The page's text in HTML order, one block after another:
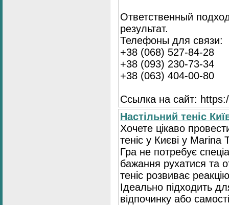
Ответственный
результат.
Телефоны для связи:
+38 (068) 527-84-28
+38 (093) 230-73-34
+38 (063) 404-00-80
Ссылка на сайт:
Настільний теніс
Хочете цікаво
теніс у Києві у Marina
Гра не потребує
бажання рухатися та
теніс розвиває
Ідеально підходить
відпочинку або